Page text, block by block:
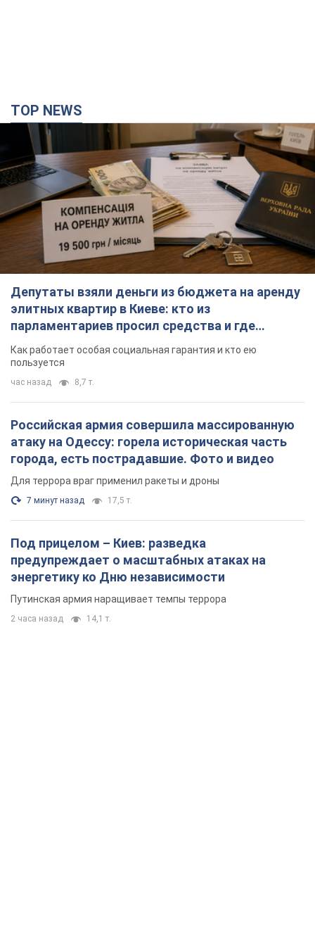
TOP NEWS
Депутаты взяли деньги из бюджета на аренду
элитных квартир в Киеве: кто из
парламентариев просил средства и где
поселился
Как работает особая социальная гарантия и кто ею
пользуется
час назад 8,7 т.
Российская армия совершила массированную
атаку на Одессу: горела историческая часть
города, есть пострадавшие. Фото и видео
Для террора враг применил ракеты и дроны
7 минут назад 17,5 т.
Под прицелом – Киев: разведка
предупреждает о масштабных атаках на
энергетику ко Дню независимости
Путинская армия наращивает темпы террора
2 часа назад 14,1 т.